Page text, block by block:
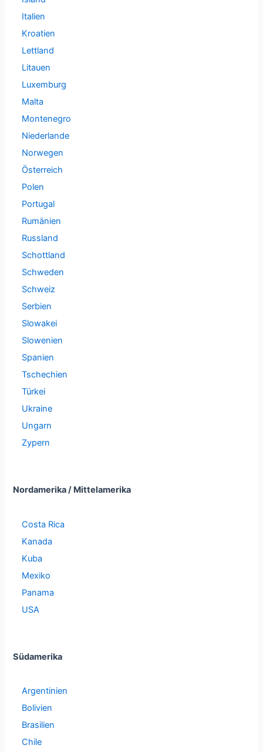
Italien
Kroatien
Lettland
Litauen
Luxemburg
Malta
Montenegro
Niederlande
Norwegen
Österreich
Polen
Portugal
Rumänien
Russland
Schottland
Schweden
Schweiz
Serbien
Slowakei
Slowenien
Spanien
Tschechien
Türkei
Ukraine
Ungarn
Zypern
Nordamerika / Mittelamerika
Costa Rica
Kanada
Kuba
Mexiko
Panama
USA
Südamerika
Argentinien
Bolivien
Brasilien
Chile